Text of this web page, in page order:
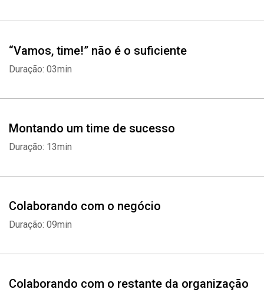
“Vamos, time!” não é o suficiente
Duração: 03min
Montando um time de sucesso
Duração: 13min
Colaborando com o negócio
Duração: 09min
Colaborando com o restante da organização